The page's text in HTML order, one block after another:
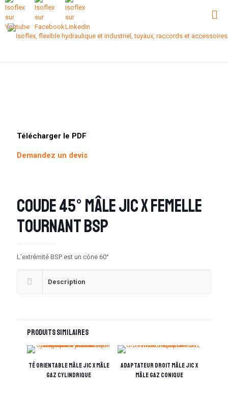
Télécharger le PDF
Demandez un devis
Coude 45° mâle JIC x femelle
tournant BSP
L’extrémité BSP est un cône 60°
Description
Produits similaires
Té orientable mâle JIC x mâle
Gaz cylindrique
Adaptateur droit mâle JIC x
mâle Gaz conique